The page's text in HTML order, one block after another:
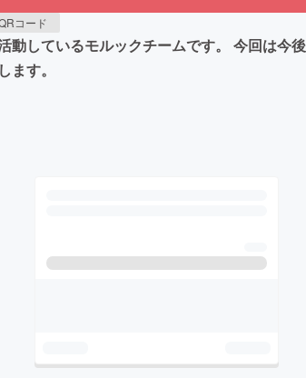
コード
しているモルックチームです。 今回は今
す。